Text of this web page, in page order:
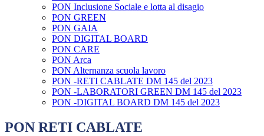
PON Inclusione Sociale e lotta al disagio
PON GREEN
PON GAIA
PON DIGITAL BOARD
PON CARE
PON Arca
PON Alternanza scuola lavoro
PON -RETI CABLATE DM 145 del 2023
PON -LABORATORI GREEN DM 145 del 2023
PON -DIGITAL BOARD DM 145 del 2023
PON RETI CABLATE